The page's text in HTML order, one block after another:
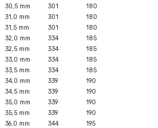
30,5 mm
301
180
31,0 mm
301
180
31,5 mm
301
180
32,0 mm
334
185
32,5 mm
334
185
33,0 mm
334
185
33,5 mm
334
185
34,0 mm
339
190
34,5 mm
339
190
35,0 mm
339
190
35,5 mm
339
190
36,0 mm
344
195